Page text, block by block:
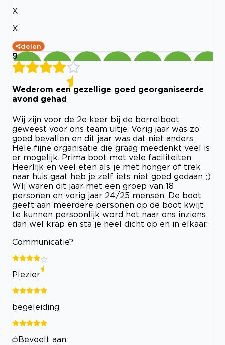
X
X
delen
9
Wederom een gezellige goed georganiseerde
avond gehad
Wij zijn voor de 2e keer bij de borrelboot
geweest voor ons team uitje. Vorig jaar was zo
goed bevallen en dit jaar was dat niet anders.
Hele fijne organisatie die graag meedenkt veel is
er mogelijk. Prima boot met vele faciliteiten.
Heerlijk en veel eten als je met honger of trek
naar huis gaat heb je zelf iets niet goed gedaan ;)
WIj waren dit jaar met een groep van 18
personen en vorig jaar 24/25 mensen. De boot
geeft aan meerdere personen op de boot kwijt
te kunnen persoonlijk word het naar ons inziens
dan wel krap en sta je heel dicht op en in elkaar.
Communicatie?
Plezier
begeleiding
Beveelt aan